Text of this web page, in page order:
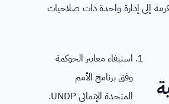
في مكة المكرمة إلى إدارة واحدة ذات صلاحيات
استيفاء معايير الحوكمة
وفق برنامج الأمم
المتحدة الإنمائى UNDP.